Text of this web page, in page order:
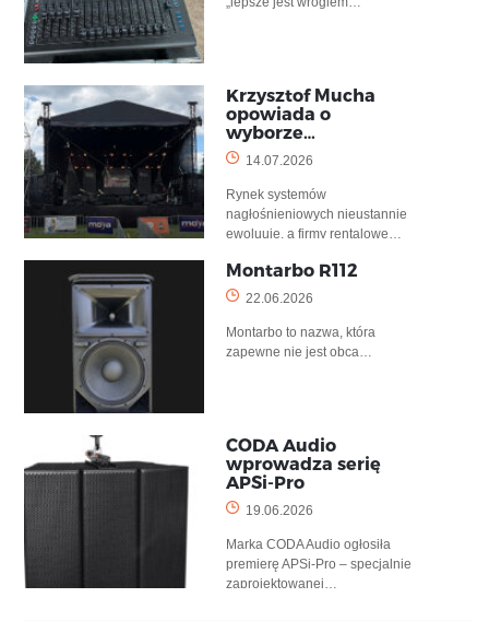
Krzysztof Mucha
opowiada o
wyborze…
14.07.2026
Rynek systemów
nagłośnieniowych nieustannie
ewoluuje, a firmy rentalowe…
Montarbo R112
22.06.2026
Montarbo to nazwa, która
zapewne nie jest obca…
CODA Audio
wprowadza serię
APSi-Pro
19.06.2026
Marka CODA Audio ogłosiła
premierę APSi-Pro – specjalnie
zaprojektowanej…